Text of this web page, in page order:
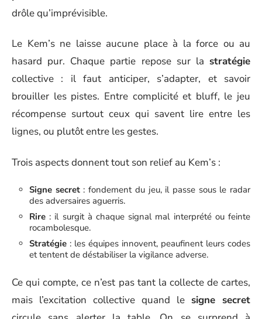
drôle qu’imprévisible.
Le Kem’s ne laisse aucune place à la force ou au
hasard pur. Chaque partie repose sur la stratégie
collective : il faut anticiper, s’adapter, et savoir
brouiller les pistes. Entre complicité et bluff, le jeu
récompense surtout ceux qui savent lire entre les
lignes, ou plutôt entre les gestes.
Trois aspects donnent tout son relief au Kem’s :
Signe secret: fondement du jeu, il passe sous le radar
des adversaires aguerris.
Rire : il surgit à chaque signal mal interprété ou feinte
rocambolesque.
Stratégie : les équipes innovent, peaufinent leurs codes
et tentent de déstabiliser la vigilance adverse.
Ce qui compte, ce n’est pas tant la collecte de cartes,
mais l’excitation collective quand le signe secret